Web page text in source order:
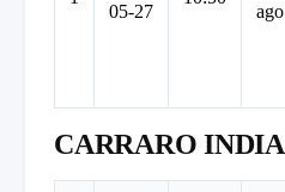
05-27
ago
CARRARO INDIA